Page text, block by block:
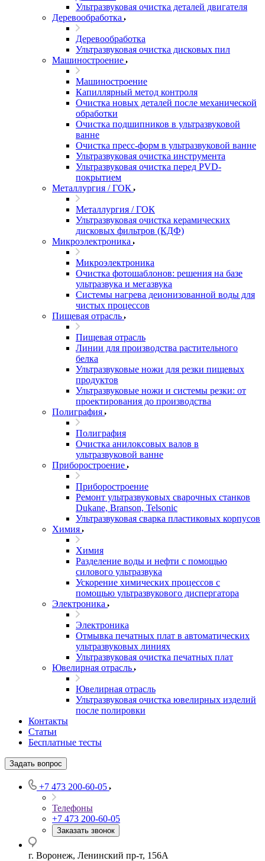
Ультразвуковая очистка деталей двигателя
Деревообработка
Деревообработка
Ультразвуковая очистка дисковых пил
Машиностроение
Машиностроение
Капиллярный метод контроля
Очистка новых деталей после механической
обработки
Очистка подшипников в ультразвуковой
ванне
Очистка пресс-форм в ультразвуковой ванне
Ультразвуковая очистка инструмента
Ультразвуковая очистка перед PVD-
покрытием
Металлургия / ГОК
Металлургия / ГОК
Ультразвуковая очистка керамических
дисковых фильтров (КДФ)
Микроэлектроника
Микроэлектроника
Очистка фотошаблонов: решения на базе
ультразвука и мегазвука
Системы нагрева деионизованной воды для
чистых процессов
Пищевая отрасль
Пищевая отрасль
Линии для производства растительного
белка
Ультразвуковые ножи для резки пищевых
продуктов
Ультразвуковые ножи и системы резки: от
проектирования до производства
Полиграфия
Полиграфия
Очистка анилоксовых валов в
ультразвуковой ванне
Приборостроение
Приборостроение
Ремонт ультразвуковых сварочных станков
Dukane, Branson, Telsonic
Ультразвуковая сварка пластиковых корпусов
Химия
Химия
Разделение воды и нефти с помощью
силового ультразвука
Ускорение химических процессов с
помощью ультразвукового диспергатора
Электроника
Электроника
Отмывка печатных плат в автоматических
ультразвуковых линиях
Ультразвуковая очистка печатных плат
Ювелирная отрасль
Ювелирная отрасль
Ультразвуковая очистка ювелирных изделий
после полировки
Контакты
Статьи
Бесплатные тесты
Задать вопрос
+7 473 200-60-05
Телефоны
+7 473 200-60-05
Заказать звонок
г. Воронеж, Ленинский пр-т, 156А